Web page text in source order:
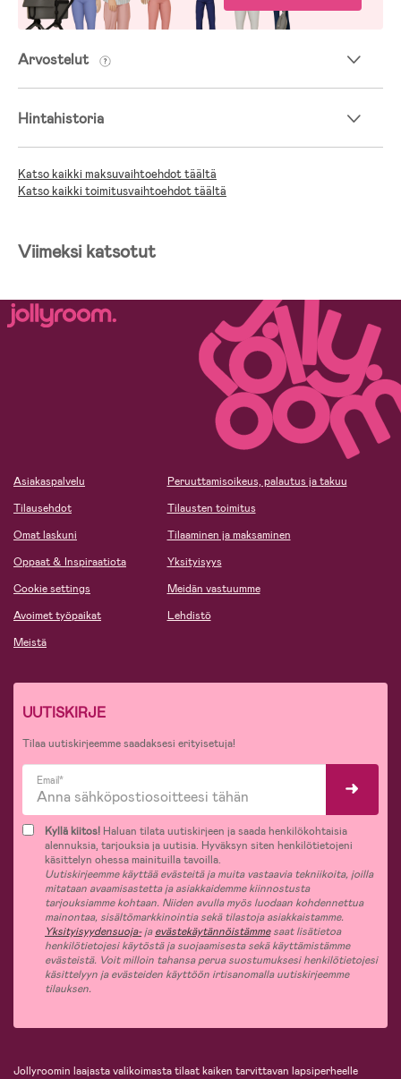
Arvostelut
Hintahistoria
Katso kaikki maksuvaihtoehdot täältä
Katso kaikki toimitusvaihtoehdot täältä
Viimeksi katsotut
Asiakaspalvelu
Tilausehdot
Omat laskuni
Oppaat & Inspiraatiota
Cookie settings
Avoimet työpaikat
Meistä
Peruuttamisoikeus, palautus ja takuu
Tilausten toimitus
Tilaaminen ja maksaminen
Yksityisyys
Meidän vastuumme
Lehdistö
UUTISKIRJE
Tilaa uutiskirjeemme saadaksesi erityisetuja!
Email*
Kyllä kiitos! Haluan tilata uutiskirjeen ja saada henkilökohtaisia
alennuksia, tarjouksia ja uutisia. Hyväksyn siten henkilötietojeni
käsittelyn ohessa mainituilla tavoilla.
Uutiskirjeemme käyttää evästeitä ja muita vastaavia tekniikoita, joilla
mitataan avaamisastetta ja asiakkaidemme kiinnostusta
tarjouksiamme kohtaan. Niiden avulla myös luodaan kohdennettua
mainontaa, sisältömarkkinointia sekä tilastoja asiakkaistamme.
Yksityisyydensuoja-jaevästekäytännöistämmesaat lisätietoa
henkilötietojesi käytöstä ja suojaamisesta sekä käyttämistämme
evästeistä. Voit milloin tahansa perua suostumuksesi henkilötietojesi
käsittelyyn ja evästeiden käyttöön irtisanomalla uutiskirjeemme
tilauksen.
Jollyroomin laajasta valikoimasta tilaat kaiken tarvittavan lapsiperheelle